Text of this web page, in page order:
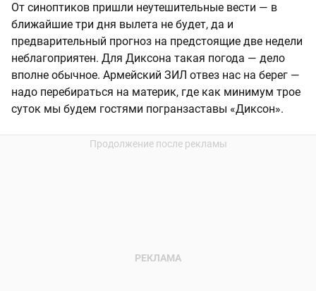
От синоптиков пришли неутешительные вести — в
ближайшие три дня вылета не будет, да и
предварительный прогноз на предстоящие две недели
неблагоприятен. Для Диксона такая погода — дело
вполне обычное. Армейский ЗИЛ отвез нас на берег —
надо перебираться на материк, где как минимум трое
суток мы будем гостями погранзаставы «Диксон».